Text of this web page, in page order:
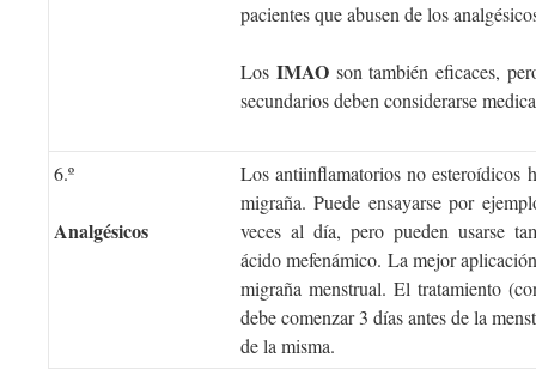
pacientes que abusen de los
Los IMAOson también eficaces,
secundarios deben considerarse
6.º
Analgésicos
Los antiinflamatorios no esteroídicos
migraña. Puede ensayarse por
veces al día, pero pueden usarse
ácido mefenámico. La mejor
migraña menstrual. El tratamiento
debe comenzar 3 días antes de la
de la misma.